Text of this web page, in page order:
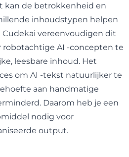
kan de betrokkenheid en
inhoudstypen helpen
Cudekai vereenvoudigen dit
robotachtige AI -concepten te
leesbare inhoud. Het
om AI -tekst natuurlijker te
aan handmatige
Daarom heb je een
nodig voor
output.